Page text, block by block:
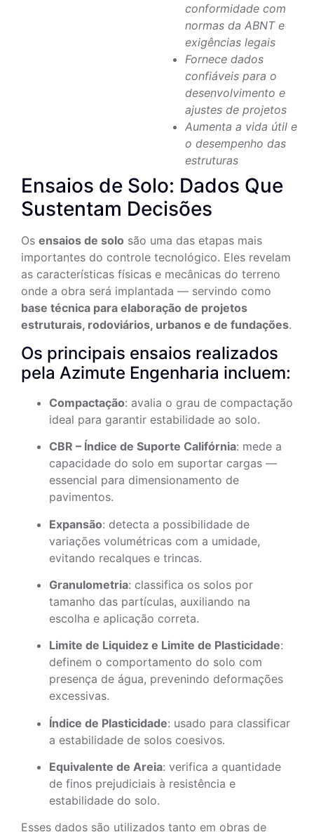
conformidade com
normas da ABNT e
exigências legais
Fornece dados
confiáveis para o
desenvolvimento e
ajustes de projetos
Aumenta a vida útil e
o desempenho das
estruturas
Ensaios de Solo: Dados Que
Sustentam Decisões
Os ensaios de solo são uma das etapas mais
importantes do controle tecnológico. Eles revelam
as características físicas e mecânicas do terreno
onde a obra será implantada — servindo como
base técnica para elaboração de projetos
estruturais, rodoviários, urbanos e de fundações.
Os principais ensaios realizados
pela Azimute Engenharia incluem:
Compactação: avalia o grau de compactação
ideal para garantir estabilidade ao solo.
CBR – Índice de Suporte Califórnia: mede a
capacidade do solo em suportar cargas —
essencial para dimensionamento de
pavimentos.
Expansão: detecta a possibilidade de
variações volumétricas com a umidade,
evitando recalques e trincas.
Granulometria: classifica os solos por
tamanho das partículas, auxiliando na
escolha e aplicação correta.
Limite de Liquidez e Limite de Plasticidade:
definem o comportamento do solo com
presença de água, prevenindo deformações
excessivas.
Índice de Plasticidade: usado para classificar
a estabilidade de solos coesivos.
Equivalente de Areia: verifica a quantidade
de finos prejudiciais à resistência e
estabilidade do solo.
Esses dados são utilizados tanto em obras de